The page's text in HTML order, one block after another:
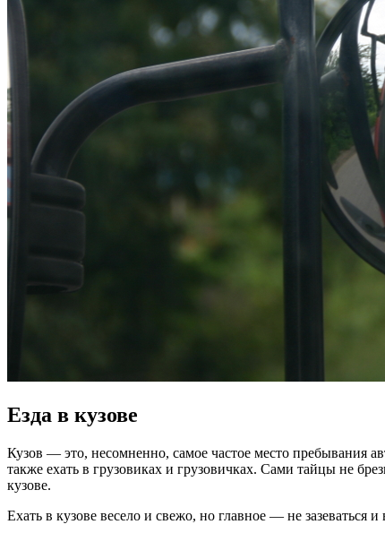
Езда в кузове
Кузов — это, несомненно, самое частое место пребывания
также ехать в грузовиках и грузовичках. Сами тайцы не
кузове.
Ехать в кузове весело и свежо, но главное — не